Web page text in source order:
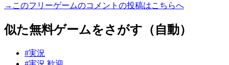
→このフリーゲームのコメントの投稿はこちらへ
似た無料ゲームをさがす（自動）
#実況